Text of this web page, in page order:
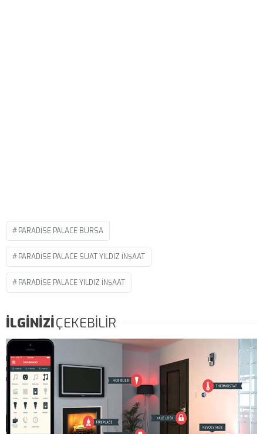
PARADISE PALACE BURSA
PARADISE PALACE SUAT YILDIZ INŞAAT
PARADISE PALACE YILDIZ INŞAAT
İLGİNİZİÇEKEBİLİR